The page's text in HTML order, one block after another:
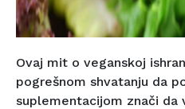
Ovaj mit o veganskoj
pogrešnom shvatanju da
suplementacijom znači da